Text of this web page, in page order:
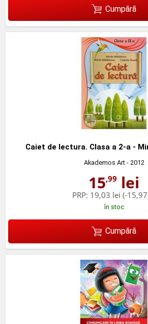
Cumpără
Caiet de lectura. Clasa a 2-a -
Akademos Art- 2012
15,99 lei
PRP: 19,03 lei (-
în stoc
Cumpără